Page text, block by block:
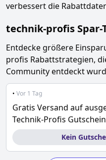
verbessert die
technik-profis
Entdecke größere
profis Rabattstrategien,
Community entdeckt
• Vor 1 Tag
Gratis Versand auf
Technik-Profis
Kein